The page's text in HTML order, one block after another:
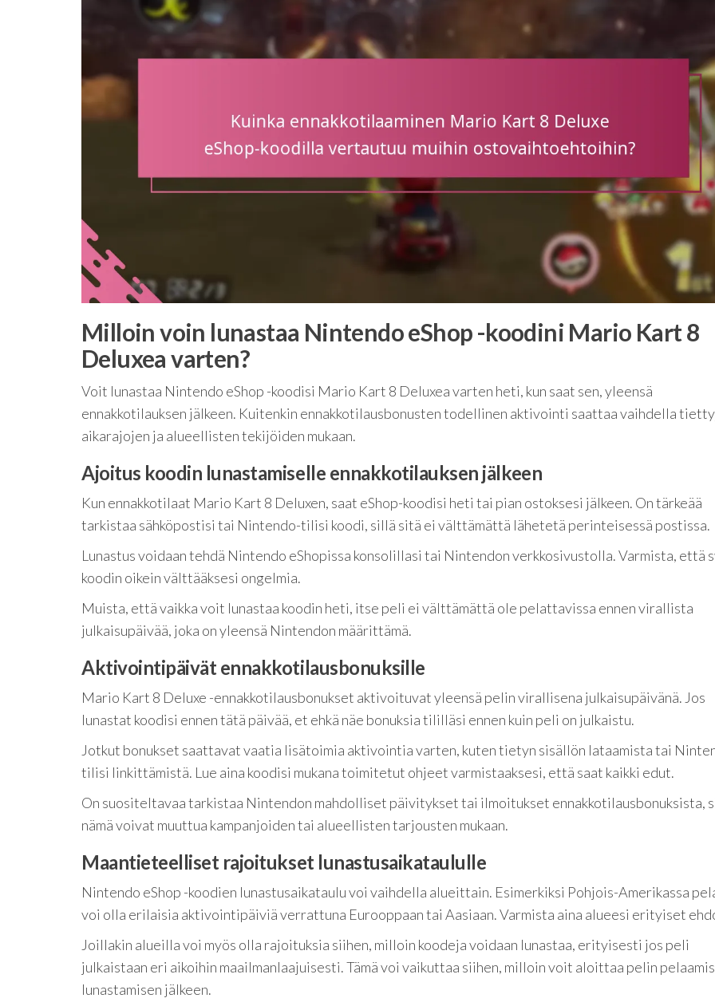
Milloin voin lunastaa Nintendo eShop -koodini Mario Kart 8
Deluxea varten?
Voit lunastaa Nintendo eShop -koodisi Mario Kart 8 Deluxea varten heti, kun saat sen, yleensä
ennakkotilauksen jälkeen. Kuitenkin ennakkotilausbonusten todellinen aktivointi saattaa vaihdella
aikarajojen ja alueellisten tekijöiden mukaan.
Ajoitus koodin lunastamiselle ennakkotilauksen jälkeen
Kun ennakkotilaat Mario Kart 8 Deluxen, saat eShop-koodisi heti tai pian ostoksesi jälkeen. On tärkeää
tarkistaa sähköpostisi tai Nintendo-tilisi koodi, sillä sitä ei välttämättä lähetetä perinteisessä postissa.
Lunastus voidaan tehdä Nintendo eShopissa konsolillasi tai Nintendon verkkosivustolla. Varmista, että
koodin oikein välttääksesi ongelmia.
Muista, että vaikka voit lunastaa koodin heti, itse peli ei välttämättä ole pelattavissa ennen virallista
julkaisupäivää, joka on yleensä Nintendon määrittämä.
Aktivointipäivät ennakkotilausbonuksille
Mario Kart 8 Deluxe -ennakkotilausbonukset aktivoituvat yleensä pelin virallisena julkaisupäivänä. Jos
lunastat koodisi ennen tätä päivää, et ehkä näe bonuksia tililläsi ennen kuin peli on julkaistu.
Jotkut bonukset saattavat vaatia lisätoimia aktivointia varten, kuten tietyn sisällön lataamista tai
tilisi linkittämistä. Lue aina koodisi mukana toimitetut ohjeet varmistaaksesi, että saat kaikki edut.
On suositeltavaa tarkistaa Nintendon mahdolliset päivitykset tai ilmoitukset ennakkotilausbonuksista,
nämä voivat muuttua kampanjoiden tai alueellisten tarjousten mukaan.
Maantieteelliset rajoitukset lunastusaikataululle
Nintendo eShop -koodien lunastusaikataulu voi vaihdella alueittain. Esimerkiksi Pohjois-Amerikassa
voi olla erilaisia aktivointipäiviä verrattuna Eurooppaan tai Aasiaan. Varmista aina alueesi erityiset
Joillakin alueilla voi myös olla rajoituksia siihen, milloin koodeja voidaan lunastaa, erityisesti jos peli
julkaistaan eri aikoihin maailmanlaajuisesti. Tämä voi vaikuttaa siihen, milloin voit aloittaa pelin
lunastamisen jälkeen.